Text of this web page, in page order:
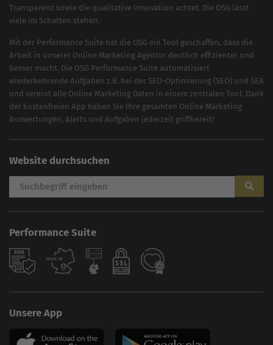
Transparenz sowie die qualitative Innovation achtet. Die OSG lässt
viele im Schatten stehen.
Mit der Performance Suite hat die OSG ein Tool geschaffen, dass die
Arbeit in unserer Online Marketing Agentur deutlich effizienter und
besser macht. Die OSG Performance Suite automatisiert
wiederkehrende Aufgaben z.B. bei der SEO-Optimierung (SEO) und SEA
und vereint alle Online Marketing Daten in einem zentralen Tool. Dank
der kostenfreien App haben Sie Ihre gesamten Online Marketing
Auswertungen, Alerts und Aufgaben jederzeit griffbereit!
Website durchsuchen
Performance Suite
Unsere App